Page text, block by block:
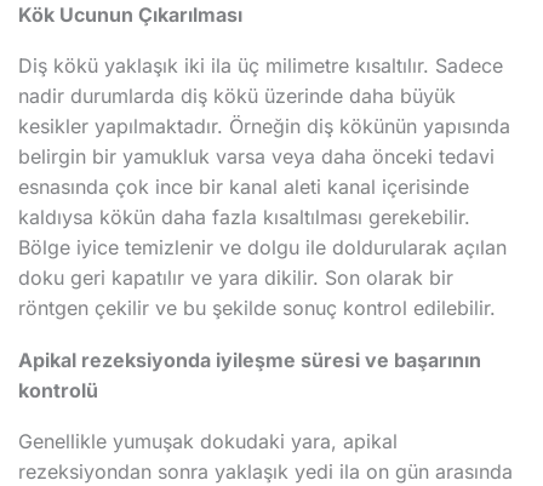
Kök Ucunun Çıkarılması
Diş kökü yaklaşık iki ila üç milimetre kısaltılır. Sadece
nadir durumlarda diş kökü üzerinde daha büyük
kesikler yapılmaktadır. Örneğin diş kökünün yapısında
belirgin bir yamukluk varsa veya daha önceki tedavi
esnasında çok ince bir kanal aleti kanal içerisinde
kaldıysa kökün daha fazla kısaltılması gerekebilir.
Bölge iyice temizlenir ve dolgu ile doldurularak açılan
doku geri kapatılır ve yara dikilir. Son olarak bir
röntgen çekilir ve bu şekilde sonuç kontrol edilebilir.
Apikal rezeksiyonda iyileşme süresi ve başarının
kontrolü
Genellikle yumuşak dokudaki yara, apikal
rezeksiyondan sonra yaklaşık yedi ila on gün arasında